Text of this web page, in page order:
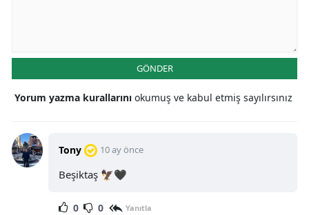
GÖNDER
Yorum yazma kurallarını okumuş ve kabul etmiş sayılırsınız
Tony 10 ay önce
Beşiktaş 🦅🖤
0 0 Yanıtla